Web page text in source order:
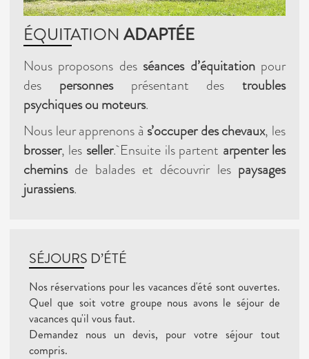
ÉQUITATION ADAPTÉE
Nous proposons des séances d’équitationpour
des personnes présentant des troubles
psychiques ou moteurs.
Nous leur apprenons à s’occuper des chevaux, les
brosser, les seller. Ensuite ils partent arpenter les
cheminsde balades et découvrir les paysages
jurassiens.
SÉJOURS D’ÉTÉ
Nos réservations pour les vacances d'été sont ouvertes.
Quel que soit votre groupe nous avons le séjour de
vacances qu'il vous faut.
Demandez nous un devis, pour votre séjour tout
compris.